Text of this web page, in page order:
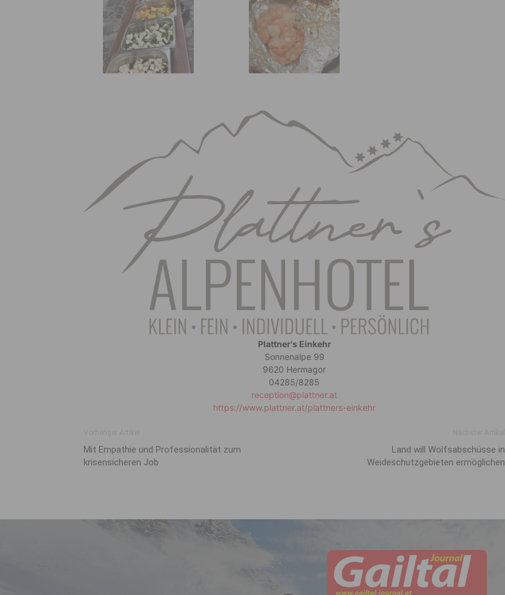
Plattner's Einkehr
Sonnenalpe 99
9620 Hermagor
04285/8285
reception@plattner.at
https://www.plattner.at/plattners-einkehr
Mit Empathie und Professionalität zum
krisensicheren Job
Land will Wolfsabschüsse in
Weideschutzgebieten ermöglichen